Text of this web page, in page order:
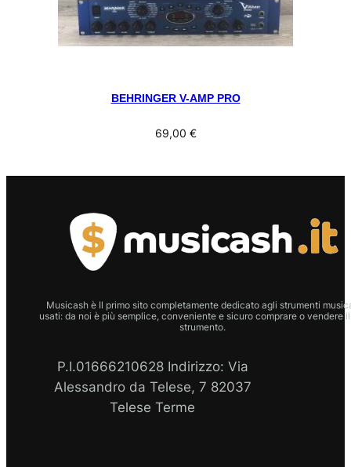
BEHRINGER V-AMP PRO
69,00 €
Musicash è Il primo sito completamente dedicato agli strumenti
usati: da noi è più semplice, conveniente e sicuro comprare o vendere
strumento.
P.I.01666210628 Indirizzo: Via
Alessandro da Telese, 7 82037
Telese Terme